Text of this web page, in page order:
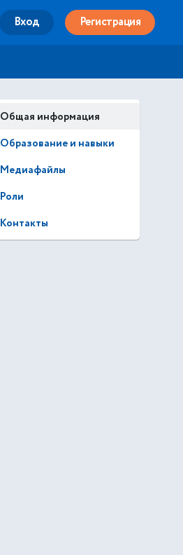
Вход Регистрация
Общая информация
Образование и навыки
Медиафайлы
Роли
Контакты